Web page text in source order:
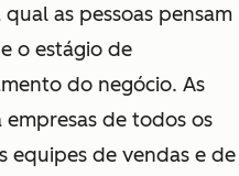
as pessoas pensam
o estágio de
do negócio. As
de todos os
equipes de vendas e de